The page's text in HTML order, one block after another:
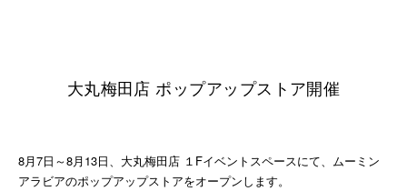
大丸梅田店 ポップアップストア開催
8月7日～8月13日、大丸梅田店 １Fイベントスペースにて、ムーミン
アラビアのポップアップストアをオープンします。